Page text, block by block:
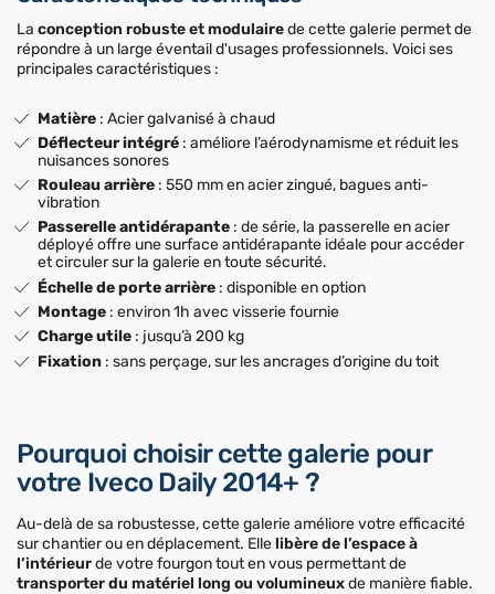
La conception robuste et modulairede cette galerie permet de
répondre à un large éventail d'usages professionnels. Voici ses
principales caractéristiques :
Matière : Acier galvanisé à chaud
Déflecteur intégré : améliore l’aérodynamisme et réduit les
nuisances sonores
Rouleau arrière : 550 mm en acier zingué, bagues anti-
vibration
Passerelle antidérapante : de série, la passerelle en acier
déployé offre une surface antidérapante idéale pour accéder
et circuler sur la galerie en toute sécurité.
Échelle de porte arrière : disponible en option
Montage : environ 1h avec visserie fournie
Charge utile : jusqu’à 200 kg
Fixation : sans perçage, sur les ancrages d’origine du toit
Pourquoi choisir cette galerie pour
votre Iveco Daily 2014+ ?
Au-delà de sa robustesse, cette galerie améliore votre efficacité
sur chantier ou en déplacement. Ellelibère de l’espace à
l’intérieurde votre fourgon tout en vous permettant de
transporter du matériel long ou volumineuxde manière fiable.